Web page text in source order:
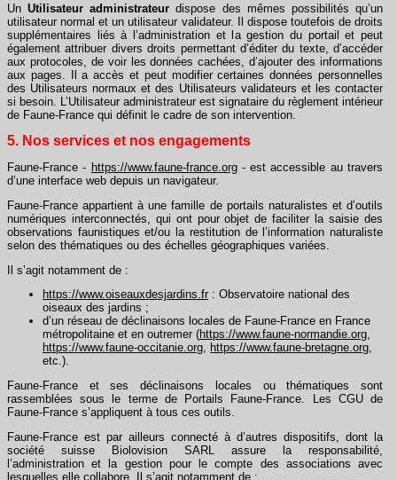
UnUtilisateur administrateur dispose des mêmes possibilités qu’un
utilisateur normal et un utilisateur validateur. Il dispose toutefois de droits
supplémentaires liés à l’administration et la gestion du portail et peut
également attribuer divers droits permettant d’éditer du texte, d’accéder
aux protocoles, de voir les données cachées, d’ajouter des informations
aux pages. Il a accès et peut modifier certaines données personnelles
des Utilisateurs normaux et des Utilisateurs validateurs et les contacter
si besoin. L’Utilisateur administrateur est signataire du règlement intérieur
de Faune-France qui définit le cadre de son intervention.
5. Nos services et nos engagements
Faune-France - https://www.faune-france.org- est accessible au travers
d’une interface web depuis un navigateur.
Faune-France appartient à une famille de portails naturalistes et d’outils
numériques interconnectés, qui ont pour objet de faciliter la saisie des
observations faunistiques et/ou la restitution de l’information naturaliste
selon des thématiques ou des échelles géographiques variées.
Il s’agit notamment de :
https://www.oiseauxdesjardins.fr : Observatoire national des
oiseaux des jardins ;
d’un réseau de déclinaisons locales de Faune-France en France
métropolitaine et en outremer (https://www.faune-normandie.org,
https://www.faune-occitanie.org, https://www.faune-bretagne.org,
etc.).
Faune-France et ses déclinaisons locales ou thématiques sont
rassemblées sous le terme de Portails Faune-France. Les CGU de
Faune-France s’appliquent à tous ces outils.
Faune-France est par ailleurs connecté à d’autres dispositifs, dont la
société suisse Biolovision SARL assure la responsabilité,
l’administration et la gestion pour le compte des associations avec
lesquelles elle collabore. Il s’agit notamment de :